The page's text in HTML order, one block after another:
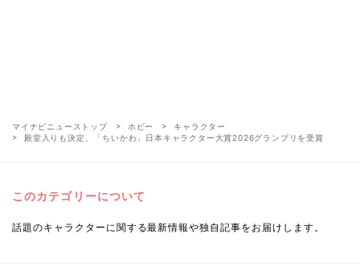
マイナビニューストップ ホビー
キャラクター
殿堂入りも決定、「ちいかわ」日本キャラクター大賞2026グランプリを受賞
このカテゴリーについて
話題のキャラクターに関する最新情報や独自記事をお届けします。